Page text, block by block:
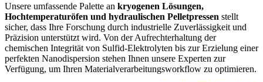
Unsere umfassende Palette an kryogenen Lösungen,
Hochtemperaturöfen und hydraulischen Pelletpressen stellt
sicher, dass Ihre Forschung durch industrielle Zuverlässigkeit und
Präzision unterstützt wird. Von der Aufrechterhaltung der
chemischen Integrität von Sulfid-Elektrolyten bis zur Erzielung einer
perfekten Nanodispersion stehen Ihnen unsere Experten zur
Verfügung, um Ihren Materialverarbeitungsworkflow zu optimieren.